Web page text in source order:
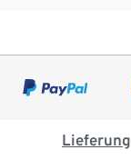
Lieferung